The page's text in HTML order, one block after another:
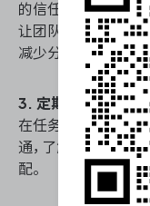
的信任感。项目管理
让团队成员了解为
减少分配过程中可能
3. 定期反馈与调整：
在任务执行过程中
通，了解他们的进
配。